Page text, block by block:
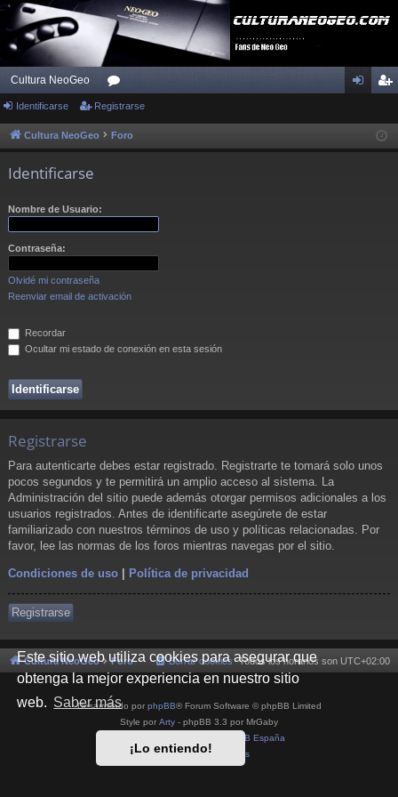
Este sitio web utiliza cookies para asegurar que
obtenga la mejor experiencia en nuestro sitio
web. Saber más
¡Lo entiendo!
Cultura NeoGeo
or
os ist
Identificarse Registrarse
Cultura NeoGeo Foro
Identificarse
Nombre de Usuario:
Contraseña:
Olvidé mi contraseña
Reenviar email de activación
Recordar
Ocultar mi estado de conexión en esta sesión
Registrarse
Para autenticarte debes estar registrado. Registrarte te tomará solo unos
pocos segundos y te permitirá un amplio acceso al sistema. La
Administración del sitio puede además otorgar permisos adicionales a los
usuarios registrados. Antes de identificarte asegúrete de estar
familiarizado con nuestros términos de uso y políticas relacionadas. Por
favor, lee las normas de los foros mientras navegas por el sitio.
Condiciones de uso Política de privacidad
Registrarse
Cultura NeoGeo Foro Todos los horarios son UTC+02:00
Borrar cookies
Desarrollado por phpBB® Forum Software © phpBB Limited
Style por Arty - phpBB 3.3 por MrGaby
phpBB España
Privacidad|Condiciones